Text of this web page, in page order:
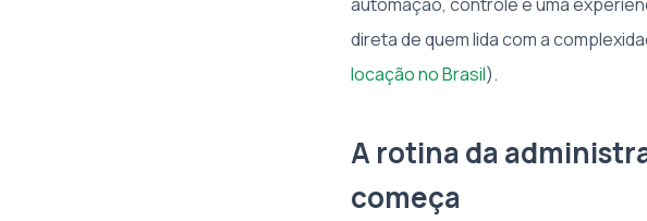
automação, controle e uma
direta de quem lida com a
locação no Brasil).
A rotina da
começa